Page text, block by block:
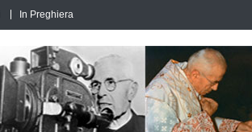
In Preghiera